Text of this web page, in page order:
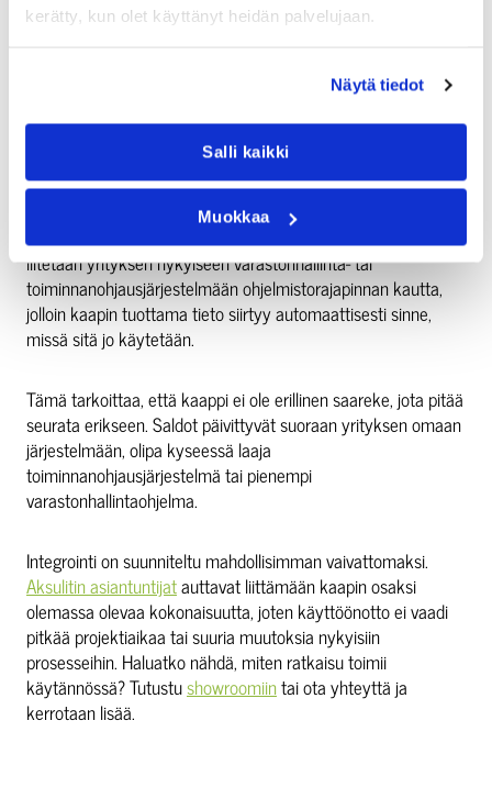
kerätty, kun olet käyttänyt heidän palvelujaan.
Näytä tiedot
Salli kaikki
Muokkaa
INTEGROITUU OLEMASSA OLEVIIN
JÄRJESTELMIIN?
Älykäs kaappi ei vaadi vanhojen järjestelmien korvaamista. Se
liitetään yrityksen nykyiseen varastonhallinta- tai
toiminnanohjausjärjestelmään ohjelmistorajapinnan kautta,
jolloin kaapin tuottama tieto siirtyy automaattisesti sinne,
missä sitä jo käytetään.
Tämä tarkoittaa, että kaappi ei ole erillinen saareke, jota pitää
seurata erikseen. Saldot päivittyvät suoraan yrityksen omaan
järjestelmään, olipa kyseessä laaja
toiminnanohjausjärjestelmä tai pienempi
varastonhallintaohjelma.
Integrointi on suunniteltu mahdollisimman vaivattomaksi.
Aksulitin asiantuntijatauttavat liittämään kaapin osaksi
olemassa olevaa kokonaisuutta, joten käyttöönotto ei vaadi
pitkää projektiaikaa tai suuria muutoksia nykyisiin
prosesseihin. Haluatko nähdä, miten ratkaisu toimii
käytännössä? Tutustushowroomiintai ota yhteyttä ja
kerrotaan lisää.